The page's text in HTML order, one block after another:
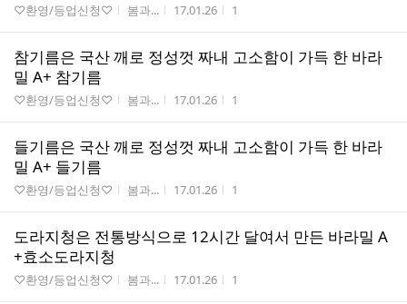
게시판명
♡환영/등업신청♡ 작성자
봄과... 작성시간
17.01.26 조회수
1
참기름은 국산 깨로 정성껏 짜내 고소함이 가득 한 바라
밀 A+ 참기름
게시판명
♡환영/등업신청♡ 작성자
봄과... 작성시간
17.01.26 조회수
1
들기름은 국산 깨로 정성껏 짜내 고소함이 가득 한 바라
밀 A+ 들기름
게시판명
♡환영/등업신청♡ 작성자
봄과... 작성시간
17.01.26 조회수
1
도라지청은 전통방식으로 12시간 달여서 만든 바라밀 A
+효소도라지청
게시판명
♡환영/등업신청♡ 작성자
봄과... 작성시간
17.01.26 조회수
1